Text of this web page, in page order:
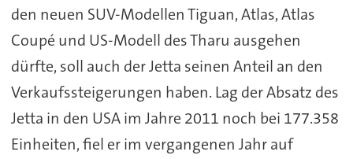
den neuen SUV-Modellen Tiguan, Atlas, Atlas
Coupé und US-Modell des Tharu ausgehen
dürfte, soll auch der Jetta seinen Anteil an den
Verkaufssteigerungen haben. Lag der Absatz des
Jetta in den USA im Jahre 2011 noch bei 177.358
Einheiten, fiel er im vergangenen Jahr auf